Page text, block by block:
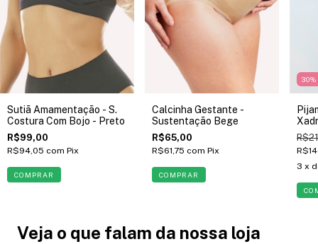
Sutiã Amamentação - S.
Costura Com Bojo - Preto
R$99,00
R$94,05 com Pix
COMPRAR
Calcinha Gestante -
Sustentação Bege
R$65,00
R$61,75 com Pix
COMPRAR
30
3 x
Veja o que falam da nossa loja